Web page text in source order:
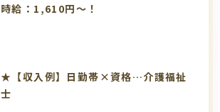
時給：1,610円～！
★【収入例】日勤帯×資格…介護福祉
士